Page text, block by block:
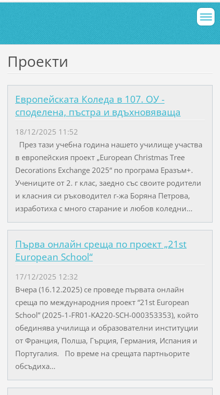
Проекти
Европейската Коледа в 107. ОУ -
споделена, пъстра и вдъхновяваща
18/12/2025 11:52
През тази учебна година нашето училище участва
в европейския проект „European Christmas Tree
Decorations Exchange 2025“ по програма Еразъм+.
Учениците от 2. г клас, заедно със своите родители
и класния си ръководител г-жа Боряна Петрова,
изработиха с много старание и любов коледни...
Първа онлайн среща по проект „21st
European School“
17/12/2025 12:32
Вчера (16.12.2025) се проведе първата онлайн
среща по международния проект “21st European
School” (2025-1-FR01-KA220-SCH-000353353), който
обединява училища и образователни институции
от Франция, Полша, Гърция, Германия, Испания и
Португалия. По време на срещата партньорите
обсъдиха...